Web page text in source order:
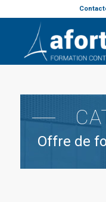
Offre de